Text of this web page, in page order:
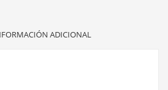
ADICIONAL